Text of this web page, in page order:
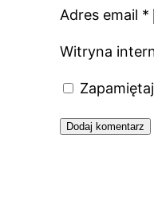
Adres email *
Witryna